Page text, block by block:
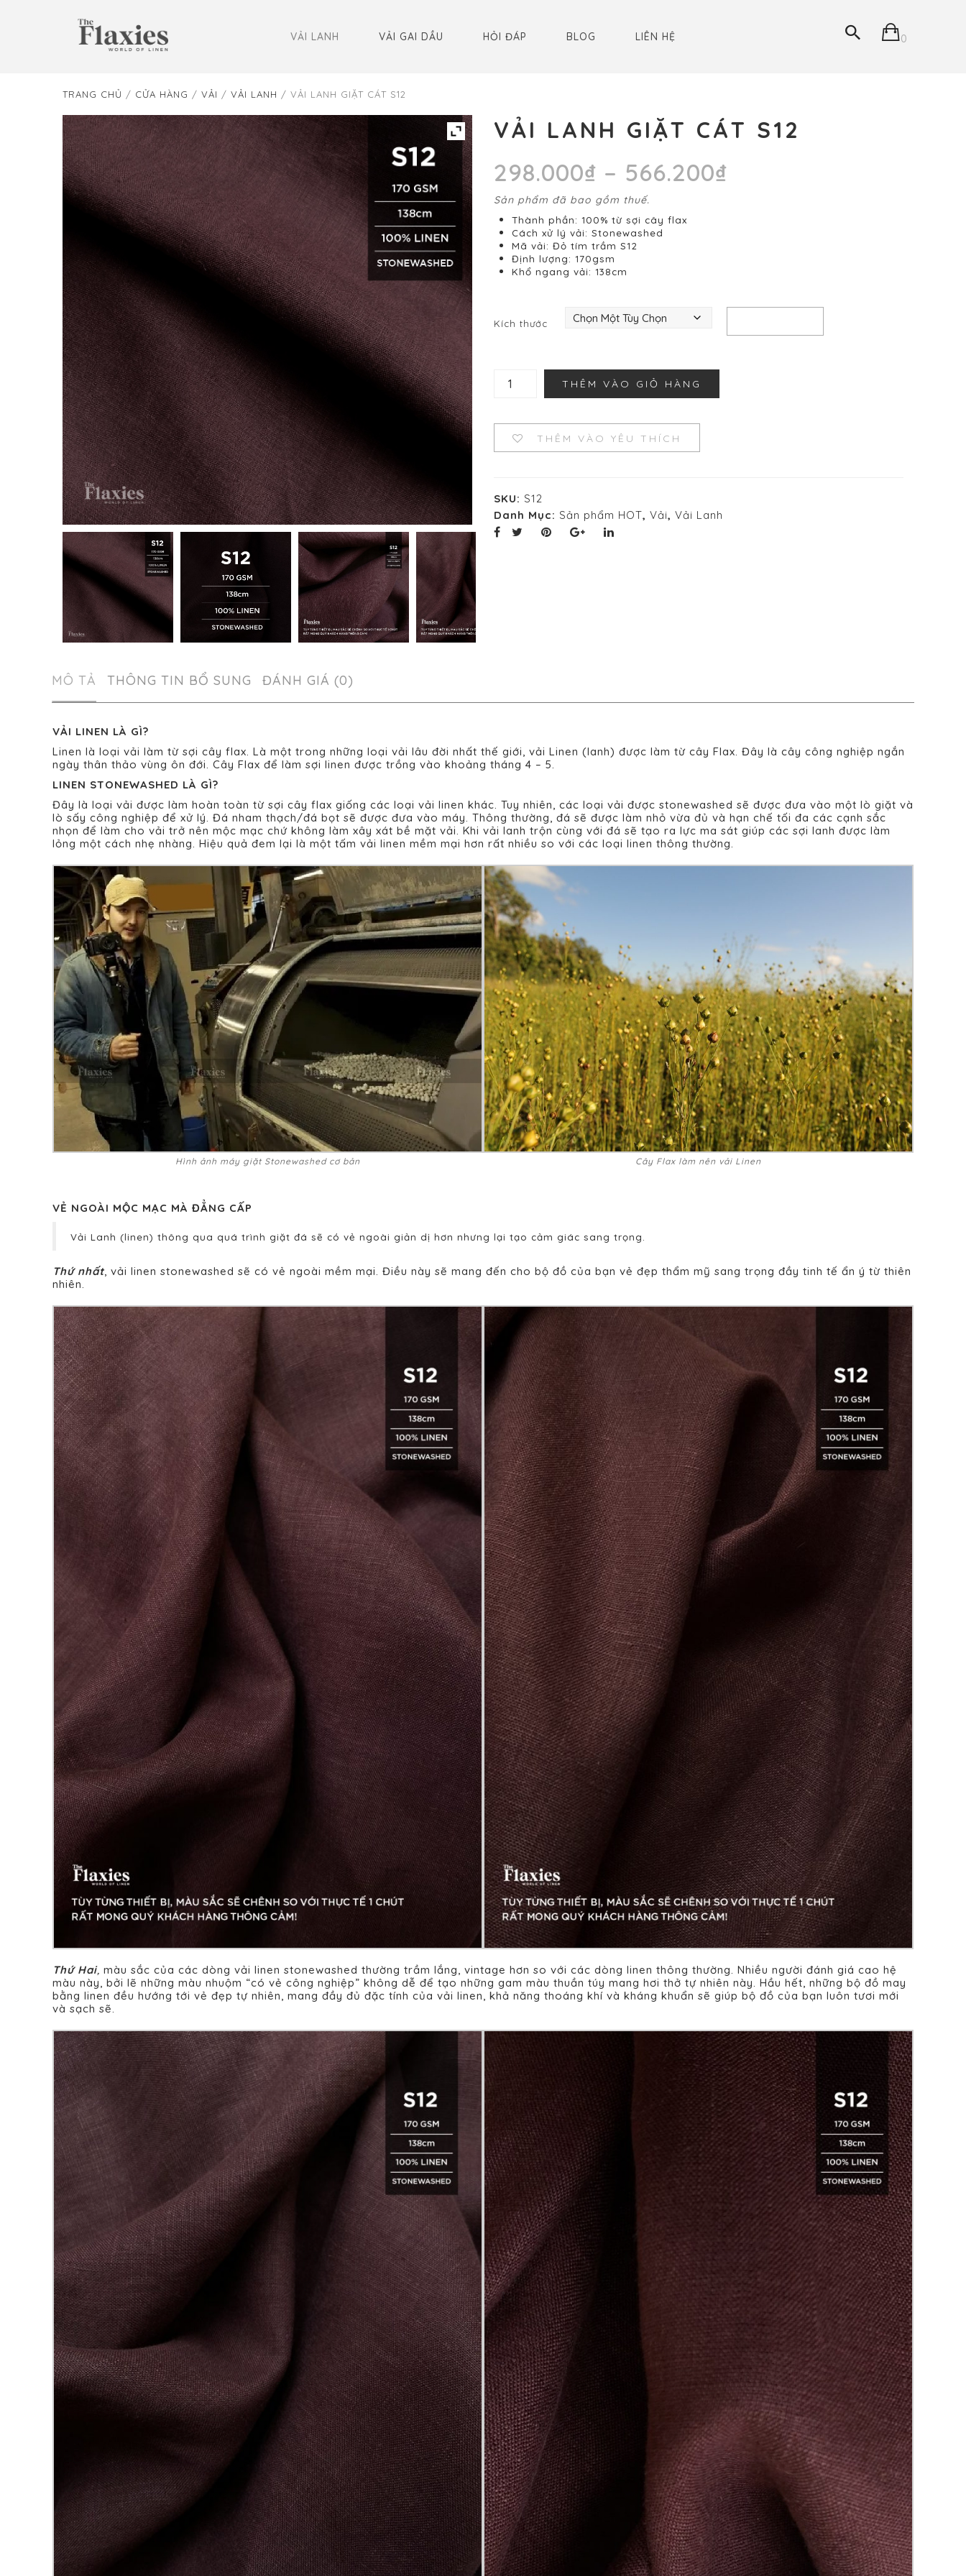
VẢI LANH VẢI GAI DẦU HỎI ĐÁP BLOG LIÊN HỆ 0
TRANG CHỦ / CỬA HÀNG / VẢI / VẢI LANH / VẢI LANH GIẶT CÁT S12
VẢI LANH GIẶT CÁT S12
298.000₫ – 566.200₫
Sản phẩm đã bao gồm thuế.
Thành phần: 100% từ sợi cây flax
Cách xử lý vải: Stonewashed
Mã vải: Đỏ tím trầm S12
Định lượng: 170gsm
Khổ ngang vải: 138cm
Kích thước
lanh
S12
lượng
THÊM VÀO GIỎ HÀNG
THÊM VÀO YÊU THÍCH
SKU: S12
Danh Mục: Sản phẩm HOT, Vải, Vải Lanh
MÔ TẢ THÔNG TIN BỔ SUNG ĐÁNH GIÁ (0)
VẢI LINEN LÀ GÌ?
Linen là loại vải làm từ sợi cây flax. Là một trong những loại vải lâu đời nhất thế giới, vải Linen (lanh) được làm từ cây Flax. Đây là cây công nghiệp ngắn
ngày thân thảo vùng ôn đới. Cây Flax để làm sợi linen được trồng vào khoảng tháng 4 – 5.
LINEN STONEWASHED LÀ GÌ?
Đây là loại vải được làm hoàn toàn từ sợi cây flax giống các loại vải linen khác. Tuy nhiên, các loại vải được stonewashed sẽ được đưa vào một lò giặt và
lò sấy công nghiệp để xử lý. Đá nham thạch/đá bọt sẽ được đưa vào máy. Thông thường, đá sẽ được làm nhỏ vừa đủ và hạn chế tối đa các cạnh sắc
nhọn để làm cho vải trở nên mộc mạc chứ không làm xây xát bề mặt vải. Khi vải lanh trộn cùng với đá sẽ tạo ra lực ma sát giúp các sợi lanh được làm
lỏng một cách nhẹ nhàng. Hiệu quả đem lại là một tấm vải linen mềm mại hơn rất nhiều so với các loại linen thông thường.
Hình ảnh máy giặt Stonewashed cơ bản Cây Flax làm nên vải Linen
VẺ NGOÀI MỘC MẠC MÀ ĐẲNG CẤP
Vải Lanh (linen) thông qua quá trình giặt đá sẽ có vẻ ngoài giản dị hơn nhưng lại tạo cảm giác sang trọng.
Thứ nhất, vải linen stonewashed sẽ có vẻ ngoài mềm mại. Điều này sẽ mang đến cho bộ đồ của bạn vẻ đẹp thẩm mỹ sang trọng đầy tinh tế ẩn ý từ thiên
nhiên.
Thứ Hai, màu sắc của các dòng vải linen stonewashed thường trầm lắng, vintage hơn so với các dòng linen thông thường. Nhiều người đánh giá cao hệ
màu này, bởi lẽ những màu nhuộm “có vẻ công nghiệp” không dễ để tạo những gam màu thuần túy mang hơi thở tự nhiên này. Hầu hết, những bộ đồ may
bằng linen đều hướng tới vẻ đẹp tự nhiên, mang đầy đủ đặc tính của vải linen, khả năng thoáng khí và kháng khuẩn sẽ giúp bộ đồ của bạn luôn tươi mới
và sạch sẽ.